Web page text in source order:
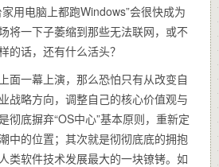
用电脑上都跑Windows”会很快成为
将一下子萎缩到那些无法联网，或不
的话，还有什么活头？
面一幕上演，那么恐怕只有从改变自
战略方向，调整自己的核心价值观与
彻底摒弃“OS中心”基本原则，重新定
中的位置；其次就是彻彻底底的拥抱
类软件技术发展最大的一块镣铐。如